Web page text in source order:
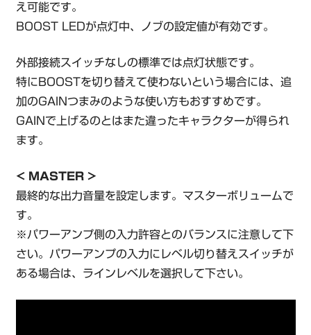
え可能です。
BOOST LEDが点灯中、ノブの設定値が有効です。
外部接続スイッチなしの標準では点灯状態です。
特にBOOSTを切り替えて使わないという場合には、追
加のGAINつまみのような使い方もおすすめです。
GAINで上げるのとはまた違ったキャラクターが得られ
ます。
< MASTER >
最終的な出力音量を設定します。マスターボリュームで
す。
※パワーアンプ側の入力許容とのバランスに注意して下
さい。パワーアンプの入力にレベル切り替えスイッチが
ある場合は、ラインレベルを選択して下さい。